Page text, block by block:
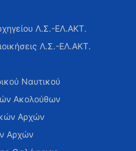
Λ.Σ.-ΕΛ.ΑΚΤ.
Λ.Σ.-ΕΛ.ΑΚΤ.
Ναυτικού
Ακολούθων
Αρχών
Αρχών